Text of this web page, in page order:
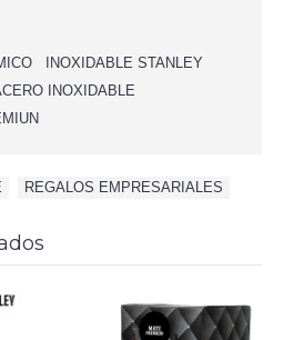
INOXIDABLE STANLEY
INOXIDABLE
REGALOS EMPRESARIALES